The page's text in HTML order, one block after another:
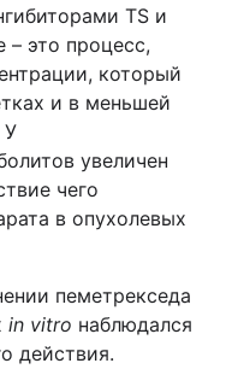
TS и
– это процесс,
который
и в меньшей
У
увеличен
чего
в опухолевых
пеметрекседа
in vitro наблюдался
действия.